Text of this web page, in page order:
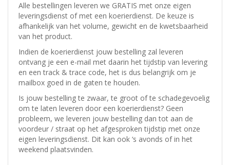
Alle bestellingen leveren we GRATIS met onze eigen
leveringsdienst of met een koerierdienst. De keuze is
afhankelijk van het volume, gewicht en de kwetsbaarheid
van het product.
Indien de koerierdienst jouw bestelling zal leveren
ontvang je een e-mail met daarin het tijdstip van levering
en een track & trace code, het is dus belangrijk om je
mailbox goed in de gaten te houden.
Is jouw bestelling te zwaar, te groot of te schadegevoelig
om te laten leveren door een koerierdienst? Geen
probleem, we leveren jouw bestelling dan tot aan de
voordeur / straat op het afgesproken tijdstip met onze
eigen leveringsdienst. Dit kan ook ‘s avonds of in het
weekend plaatsvinden.